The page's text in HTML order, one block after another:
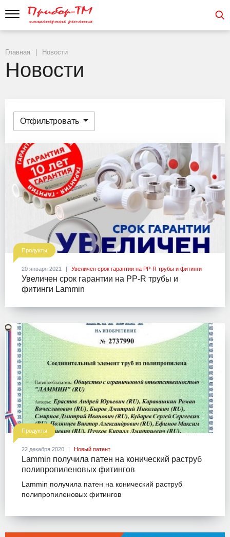
Главная Новости
Новости
Отфильтровать
Продукты
20 января 2021 Увеличен срок гарантии на PP-R трубы и фитинги
Увеличен срок гарантии на PP-R трубы и
фитинги Lammin
Продукты
22 декабря 2020 Новый патент
Lammin получила патен на конический раструб
полипропиленовых фитингов
Lammin получила патен на конический раструб
полипропиленовых фитингов